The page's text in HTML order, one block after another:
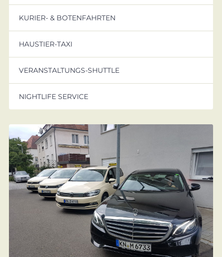
KURIER- & BOTENFAHRTEN
HAUSTIER-TAXI
VERANSTALTUNGS-SHUTTLE
NIGHTLIFE SERVICE